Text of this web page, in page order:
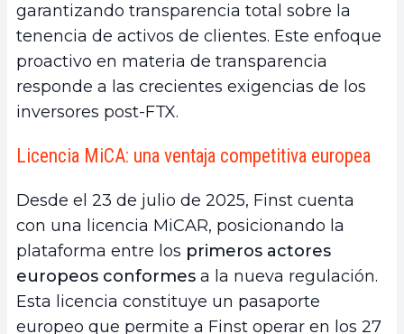
garantizando transparencia total sobre la
tenencia de activos de clientes. Este enfoque
proactivo en materia de transparencia
responde a las crecientes exigencias de los
inversores post-FTX.
Licencia MiCA: una ventaja competitiva europea
Desde el 23 de julio de 2025, Finst cuenta
con una licencia MiCAR, posicionando la
plataforma entre los primeros actores
europeos conformes a la nueva regulación.
Esta licencia constituye un pasaporte
europeo que permite a Finst operar en los 27